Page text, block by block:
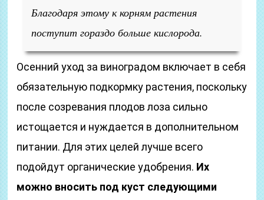
Благодаря этому к корням растения
поступит гораздо больше кислорода.
Осенний уход за виноградом включает в себя
обязательную подкормку растения, поскольку
после созревания плодов лоза сильно
истощается и нуждается в дополнительном
питании. Для этих целей лучше всего
подойдут органические удобрения. Их
можно вносить под куст следующими